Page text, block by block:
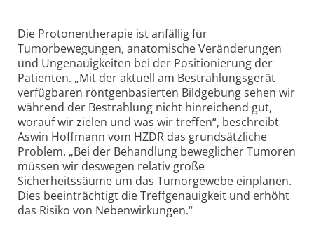
Die Protonentherapie ist anfällig für
Tumorbewegungen, anatomische Veränderungen
und Ungenauigkeiten bei der Positionierung der
Patienten. „Mit der aktuell am Bestrahlungsgerät
verfügbaren röntgenbasierten Bildgebung sehen wir
während der Bestrahlung nicht hinreichend gut,
worauf wir zielen und was wir treffen“, beschreibt
Aswin Hoffmann vom HZDR das grundsätzliche
Problem. „Bei der Behandlung beweglicher Tumoren
müssen wir deswegen relativ große
Sicherheitssäume um das Tumorgewebe einplanen.
Dies beeinträchtigt die Treffgenauigkeit und erhöht
das Risiko von Nebenwirkungen.“